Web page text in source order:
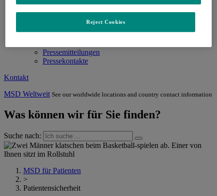
Bewerbungsprozess
Zur Jobsuche
Pressemitteilungen
Pressekontakte
Kontakt
MSD Weltweit See our worldwide locations and country contact information
Was können wir für Sie finden?
Suche nach:
MSD für Patienten
>
Patientensicherheit
Reject Cookies